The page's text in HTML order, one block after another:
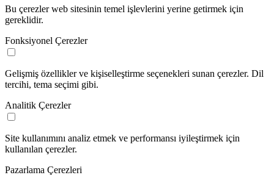
Bu çerezler web sitesinin temel işlevlerini yerine getirmek için
gereklidir.
Fonksiyonel Çerezler
Gelişmiş özellikler ve kişiselleştirme seçenekleri sunan çerezler. Dil
tercihi, tema seçimi gibi.
Analitik Çerezler
Site kullanımını analiz etmek ve performansı iyileştirmek için
kullanılan çerezler.
Pazarlama Çerezleri